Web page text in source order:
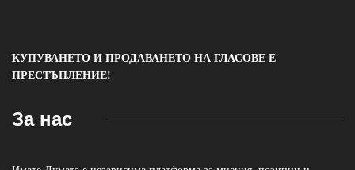
КУПУВАНЕТО И ПРОДАВАНЕТО НА ГЛАСОВЕ Е
ПРЕСТЪПЛЕНИЕ!
За нас